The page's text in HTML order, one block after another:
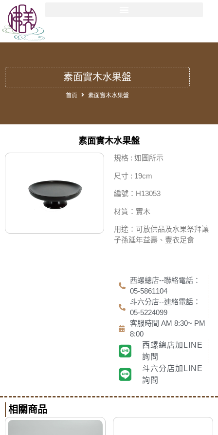
素面實木水果盤
首頁 素面實木水果盤
素面實木水果盤
規格 : 如圖所示
尺寸 : 19cm
編號：H13053
材質：實木
用途：可放供品及水果祭拜讓
子孫延年益壽、豐衣足食
西螺總店--聯絡電話：
05-5861104
斗六分店--連絡電話：
05-5224099
客服時間 AM 8:30~ PM
8:00
西螺總店加LINE
詢問
斗六分店加LINE
詢問
相關商品